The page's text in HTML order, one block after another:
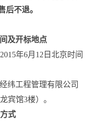
后不退。
及开标地点
年6月12日北京时间
纬工程管理有限公司
宾馆3楼）。
式